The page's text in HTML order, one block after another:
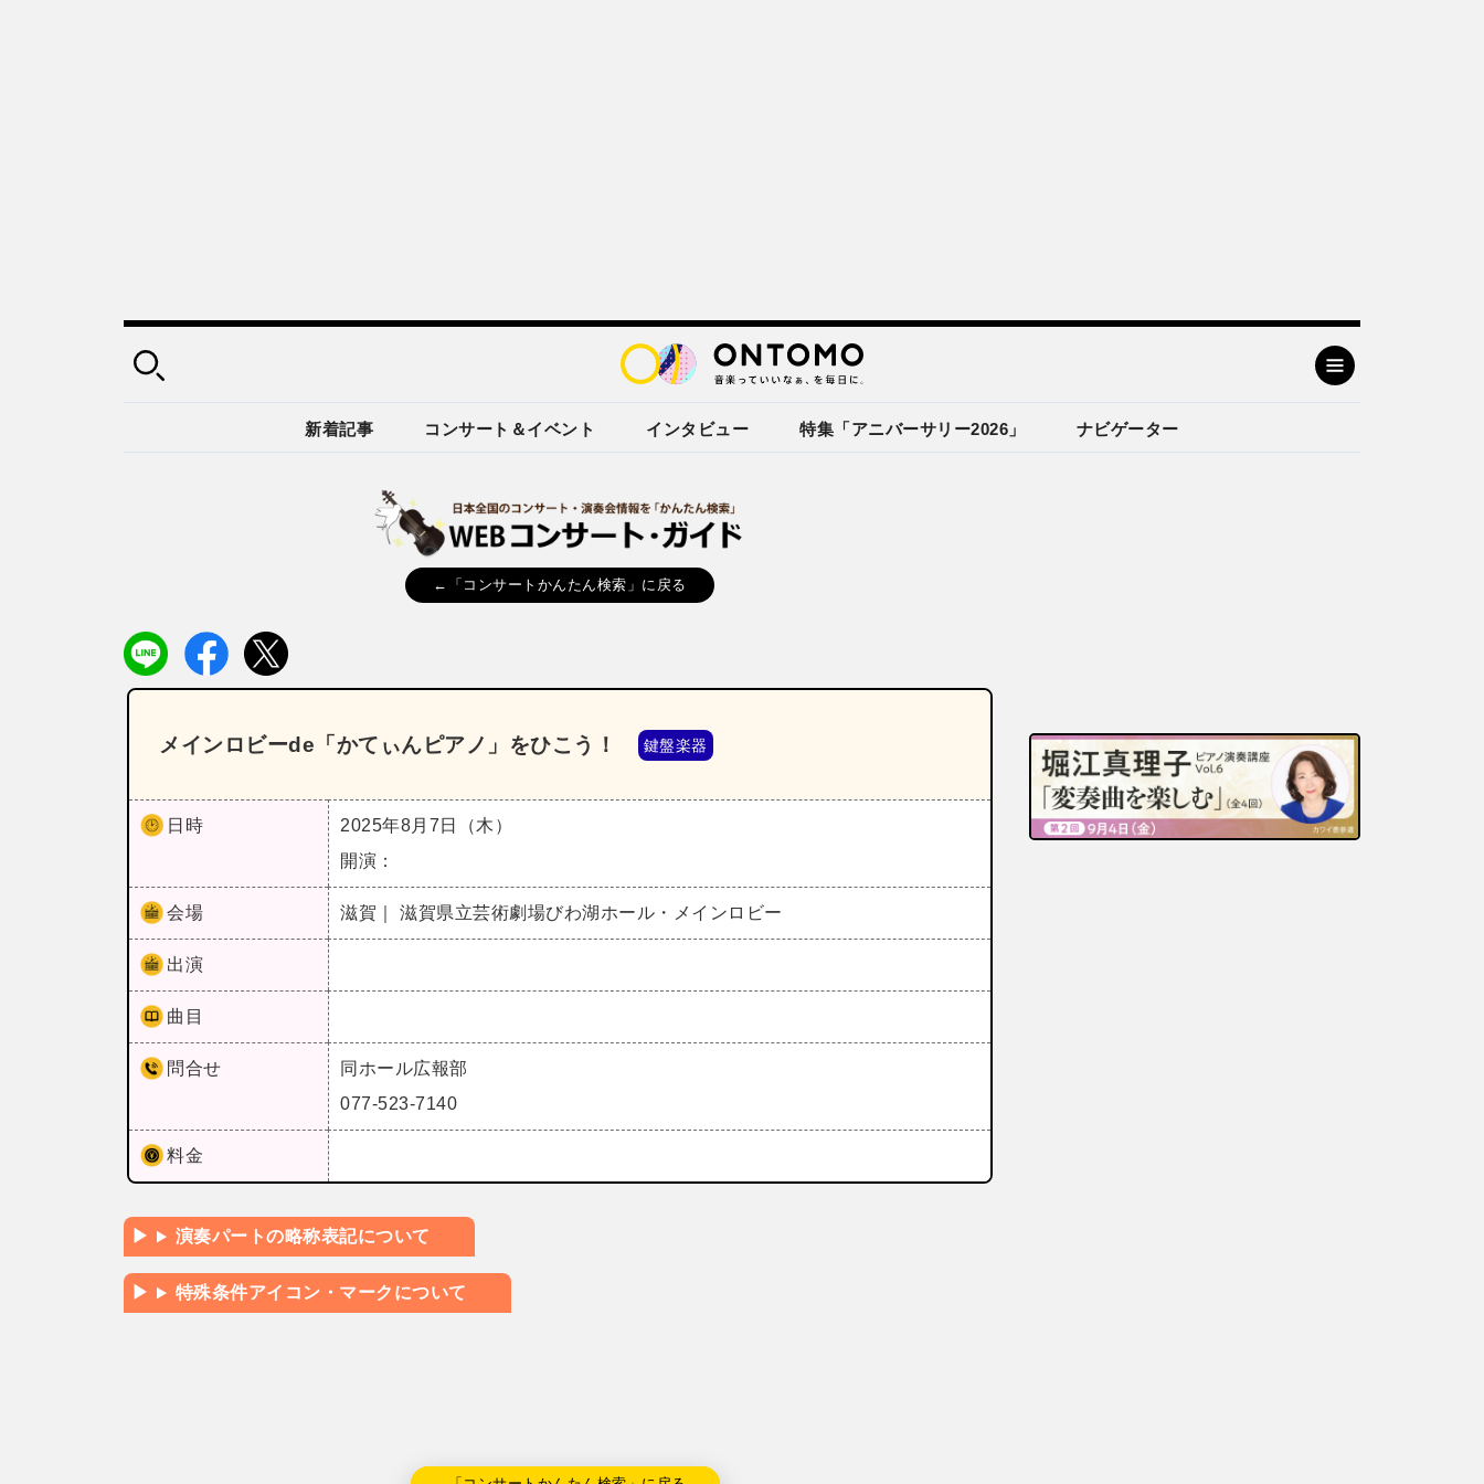
新着記事 コンサート＆イベント インタビュー 特集「アニバーサリー2026」 ナビゲーター
←「コンサートかんたん検索」に戻る
メインロビーde「かてぃんピアノ」をひこう！ 鍵盤楽器
日時
2025年8月7日（木）
開演：
会場 滋賀｜ 滋賀県立芸術劇場びわ湖ホール・メインロビー
出演
曲目
問合せ
同ホール広報部
077-523-7140
料金
演奏パートの略称表記について
特殊条件アイコン・マークについて